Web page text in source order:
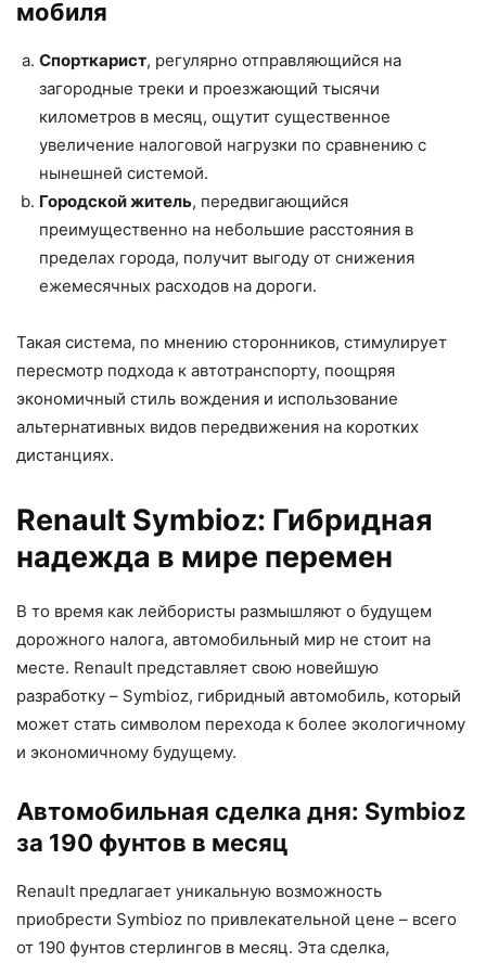
мобиля
Спорткарист, регулярно отправляющийся на
загородные треки и проезжающий тысячи
километров в месяц, ощутит существенное
увеличение налоговой нагрузки по сравнению с
нынешней системой.
Городской житель, передвигающийся
преимущественно на небольшие расстояния в
пределах города, получит выгоду от снижения
ежемесячных расходов на дороги.
Такая система, по мнению сторонников, стимулирует
пересмотр подхода к автотранспорту, поощряя
экономичный стиль вождения и использование
альтернативных видов передвижения на коротких
дистанциях.
Renault Symbioz: Гибридная
надежда в мире перемен
В то время как лейбористы размышляют о будущем
дорожного налога, автомобильный мир не стоит на
месте. Renault представляет свою новейшую
разработку – Symbioz, гибридный автомобиль, который
может стать символом перехода к более экологичному
и экономичному будущему.
Автомобильная сделка дня: Symbioz
за 190 фунтов в месяц
Renault предлагает уникальную возможность
приобрести Symbioz по привлекательной цене – всего
от 190 фунтов стерлингов в месяц. Эта сделка,